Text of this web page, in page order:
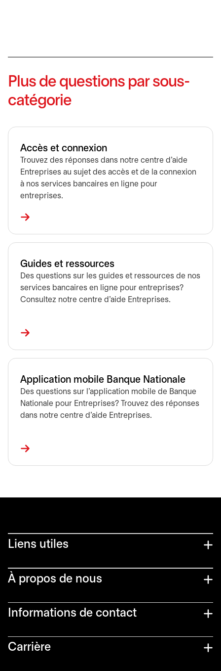
Plus de questions par sous-
catégorie
Accès et connexion
Trouvez des réponses dans notre centre d’aide
Entreprises au sujet des accès et de la connexion
à nos services bancaires en ligne pour
entreprises.
Guides et ressources
Des questions sur les guides et ressources de nos
services bancaires en ligne pour entreprises?
Consultez notre centre d’aide Entreprises.
Application mobile Banque Nationale
Des questions sur l’application mobile de Banque
Nationale pour Entreprises? Trouvez des réponses
dans notre centre d’aide Entreprises.
Liens utiles​
À propos de nous
Informations de contact​
Carrière